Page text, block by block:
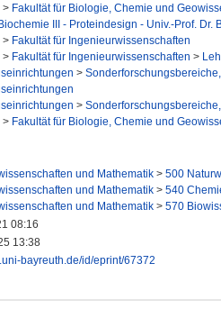
> Fakultät für Biologie, Chemie und
III - Proteindesign - Univ.-Prof. Dr.
> Fakultät für Ingenieurwissenschaften
> Fakultät für Ingenieurwissenschaften >
>
>
> Fakultät für Biologie, Chemie und
und Mathematik > 500
und Mathematik > 540
und Mathematik > 570
08:16
13:38
bayreuth.de/id/eprint/67372